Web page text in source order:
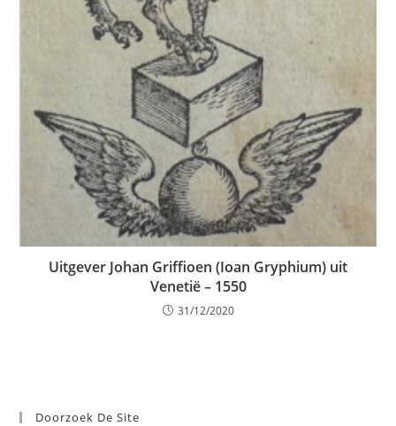
Uitgever Johan Griffioen (Ioan Gryphium) uit
Venetië – 1550
31/12/2020
Doorzoek De Site